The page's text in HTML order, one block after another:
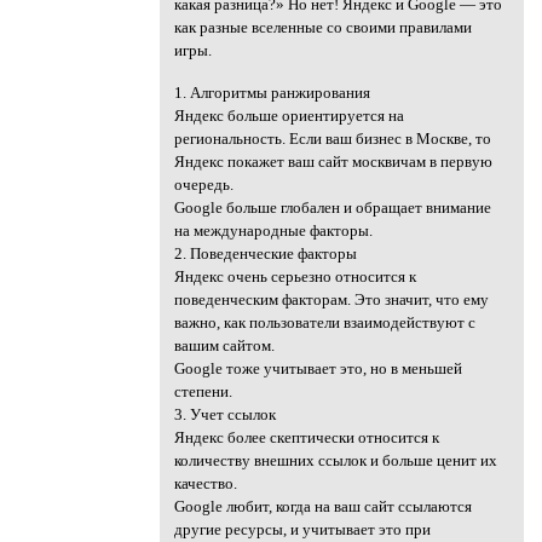
какая разница?» Но нет! Яндекс и Google — это
как разные вселенные со своими правилами
игры.
1. Алгоритмы ранжирования
Яндекс больше ориентируется на
региональность. Если ваш бизнес в Москве, то
Яндекс покажет ваш сайт москвичам в первую
очередь.
Google больше глобален и обращает внимание
на международные факторы.
2. Поведенческие факторы
Яндекс очень серьезно относится к
поведенческим факторам. Это значит, что ему
важно, как пользователи взаимодействуют с
вашим сайтом.
Google тоже учитывает это, но в меньшей
степени.
3. Учет ссылок
Яндекс более скептически относится к
количеству внешних ссылок и больше ценит их
качество.
Google любит, когда на ваш сайт ссылаются
другие ресурсы, и учитывает это при